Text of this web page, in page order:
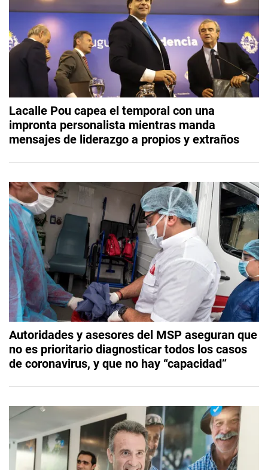
Lacalle Pou capea el temporal con una
impronta personalista mientras manda
mensajes de liderazgo a propios y extraños
Autoridades y asesores del MSP aseguran que
no es prioritario diagnosticar todos los casos
de coronavirus, y que no hay “capacidad”